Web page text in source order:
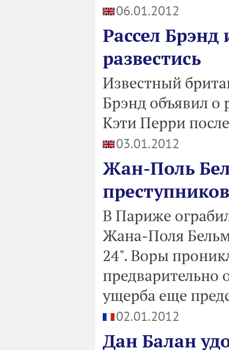
06.01.2012
Рассел
развестись
Известный
Брэнд объявил о
Кэти Перри
03.01.2012
Жан-Поль
В Париже
Жана-Поля
24". Воры
ущерба еще
02.01.2012
Дан Балан